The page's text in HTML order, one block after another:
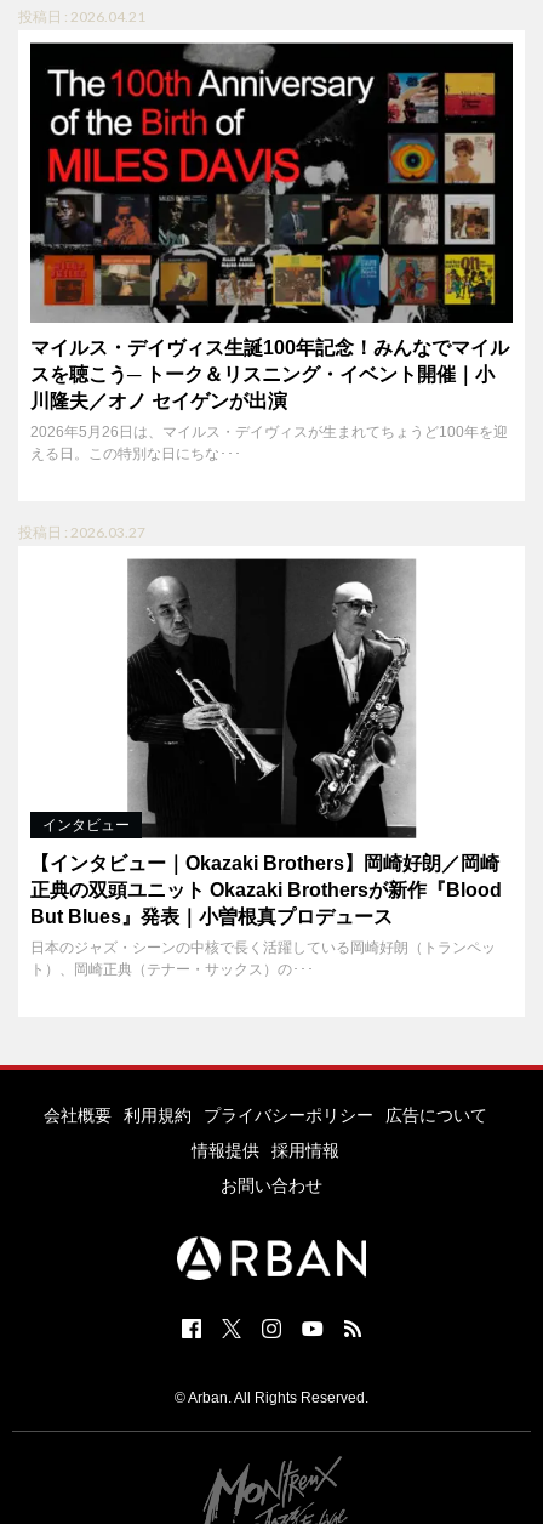
投稿日 : 2026.04.21
マイルス・デイヴィス生誕100年記念！みんなでマイル
スを聴こう─ トーク＆リスニング・イベント開催｜小
川隆夫／オノ セイゲンが出演
2026年5月26日は、マイルス・デイヴィスが生まれてちょうど100年を迎
える日。この特別な日にちな･･･
投稿日 : 2026.03.27
インタビュー
【インタビュー｜Okazaki Brothers】岡崎好朗／岡崎
正典の双頭ユニット Okazaki Brothersが新作『Blood
But Blues』発表｜小曽根真プロデュース
日本のジャズ・シーンの中核で長く活躍している岡崎好朗（トランペッ
ト）、岡崎正典（テナー・サックス）の･･･
会社概要 利用規約 プライバシーポリシー
広告について
情報提供
採用情報
お問い合わせ
© Arban. All Rights Reserved.